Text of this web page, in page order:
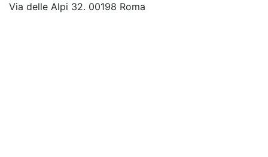
Via delle Alpi 32. 00198 Roma